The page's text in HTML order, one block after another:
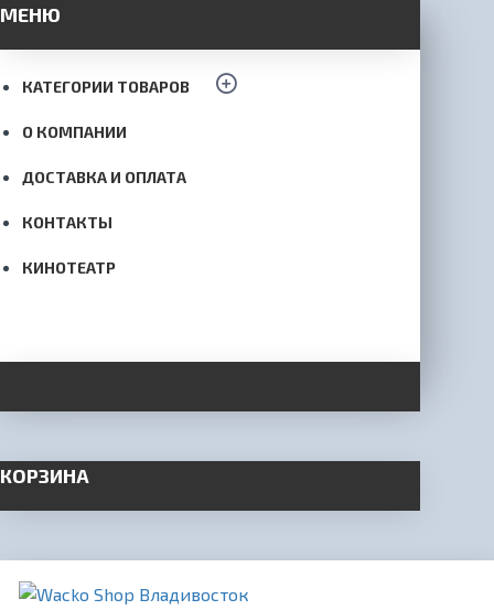
МЕНЮ
КАТЕГОРИИ ТОВАРОВ
О КОМПАНИИ
ДОСТАВКА И ОПЛАТА
КОНТАКТЫ
КИНОТЕАТР
КОРЗИНА